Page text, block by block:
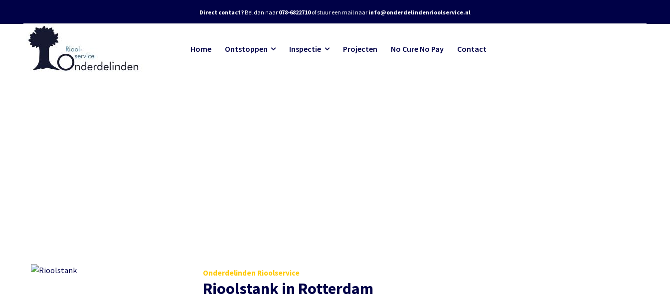
Direct contact?Bel dan naar 078-6822710of stuur een mail naar info@onderdelindenrioolservice.nl
Home Ontstoppen Inspectie Projecten No Cure No Pay Contact
Onderdelinden Rioolservice
Rioolstank in Rotterdam